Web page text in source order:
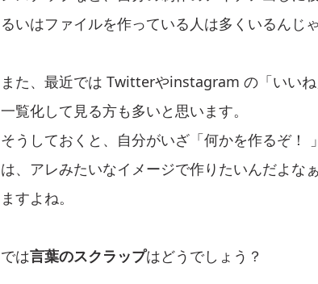
るいはファイルを作っている人は多くいるんじ
また、最近では Twitterやinstagram の「いい
一覧化して見る方も多いと思います。
そうしておくと、自分がいざ「何かを作るぞ！
は、アレみたいなイメージで作りたいんだよな
ますよね。
では言葉のスクラップはどうでしょう？